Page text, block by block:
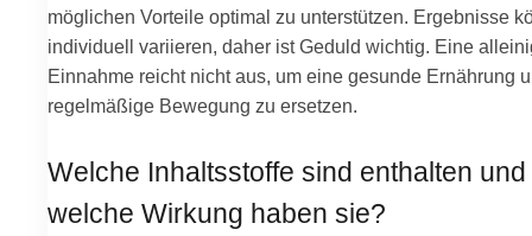
möglichen Vorteile optimal zu unterstützen. Ergebnisse
individuell variieren, daher ist Geduld wichtig. Eine
Einnahme reicht nicht aus, um eine gesunde Ernährung
regelmäßige Bewegung zu ersetzen.
Welche Inhaltsstoffe sind enthalten und
welche Wirkung haben sie?